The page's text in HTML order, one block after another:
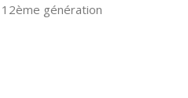
génération